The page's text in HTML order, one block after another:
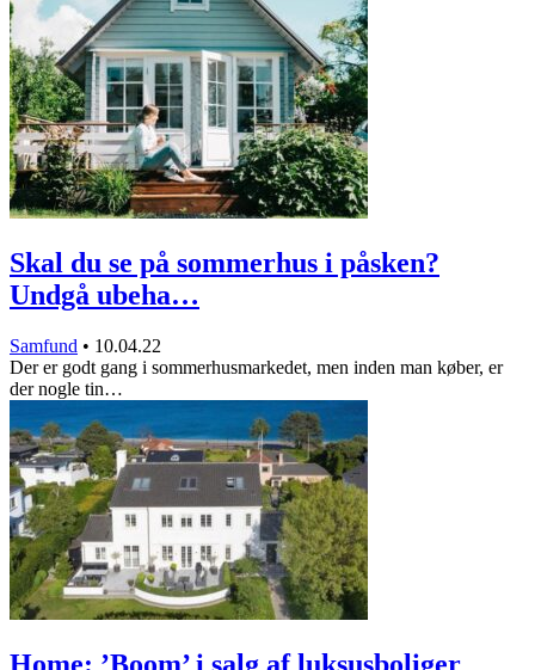
Skal du se på sommerhus i påsken?
Undgå ubeha…
Samfund • 10.04.22
Der er godt gang i sommerhusmarkedet, men inden man køber, er
der nogle tin…